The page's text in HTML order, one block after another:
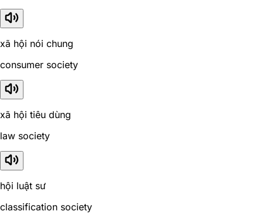
xã hội nói chung
consumer society
xã hội tiêu dùng
law society
hội luật sư
classification society